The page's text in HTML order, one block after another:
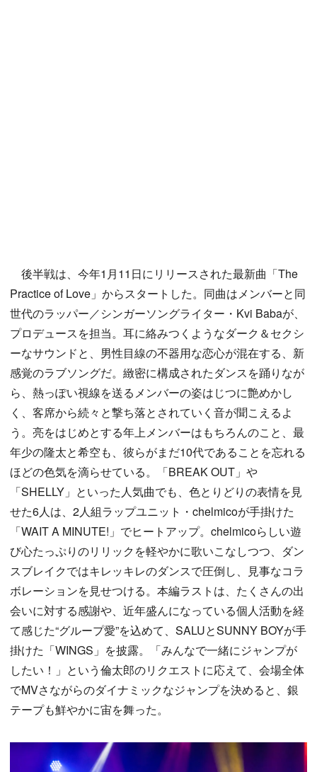
後半戦は、今年1月11日にリリースされた最新曲「The
Practice of Love」からスタートした。同曲はメンバーと同
世代のラッパー／シンガーソングライター・Kvi Babaが、
プロデュースを担当。耳に絡みつくようなダーク＆セクシ
ーなサウンドと、男性目線の不器用な恋心が混在する、新
感覚のラブソングだ。緻密に構成されたダンスを踊りなが
ら、熱っぽい視線を送るメンバーの姿はじつに艶めかし
く、客席から続々と撃ち落とされていく音が聞こえるよ
う。亮をはじめとする年上メンバーはもちろんのこと、最
年少の隆太と希空も、彼らがまだ10代であることを忘れる
ほどの色気を滴らせている。「BREAK OUT」や
「SHELLY」といった人気曲でも、色とりどりの表情を見
せた6人は、2人組ラップユニット・chelmicoが手掛けた
「WAIT A MINUTE!」でヒートアップ。chelmicoらしい遊
び心たっぷりのリリックを軽やかに歌いこなしつつ、ダン
スブレイクではキレッキレのダンスで圧倒し、見事なコラ
ボレーションを見せつける。本編ラストは、たくさんの出
会いに対する感謝や、近年盛んになっている個人活動を経
て感じた“グループ愛”を込めて、SALUとSUNNY BOYが手
掛けた「WINGS」を披露。「みんなで一緒にジャンプが
したい！」という倫太郎のリクエストに応えて、会場全体
でMVさながらのダイナミックなジャンプを決めると、銀
テープも鮮やかに宙を舞った。